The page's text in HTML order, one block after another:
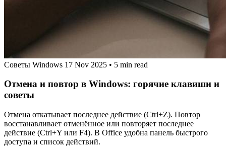
Советы Windows 17 Nov 2025 • 5 min read
Отмена и повтор в Windows: горячие клавиши и
советы
Отмена откатывает последнее действие (Ctrl+Z). Повтор
восстанавливает отменённое или повторяет последнее
действие (Ctrl+Y или F4). В Office удобна панель быстрого
доступа и список действий.